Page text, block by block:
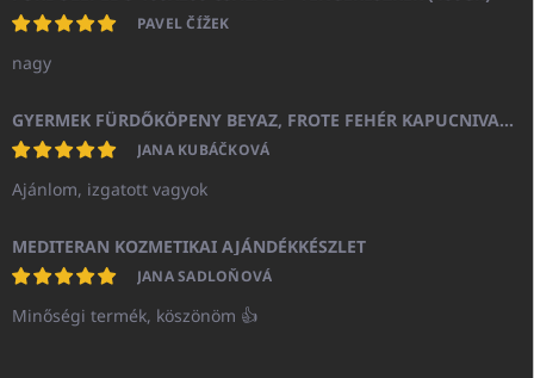
PAVEL ČÍŽEK
nagy
GYERMEK FÜRDŐKÖPENY BEYAZ, FROTE FEHÉR KAPUCNIVAL (400GR)
JANA KUBÁČKOVÁ
Ajánlom, izgatott vagyok
MEDITERAN KOZMETIKAI AJÁNDÉKKÉSZLET
JANA SADLOŇOVÁ
Minőségi termék, köszönöm 👍